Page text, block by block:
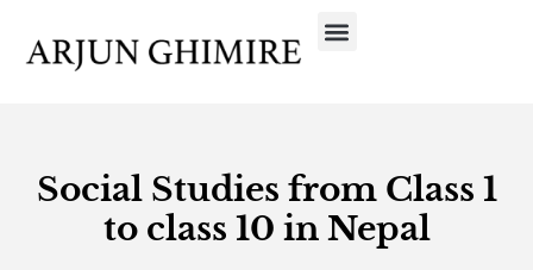
Social Studies from Class 1
to class 10 in Nepal